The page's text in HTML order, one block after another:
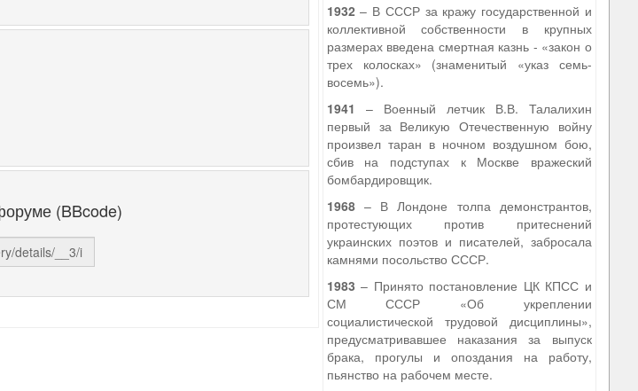
(BBcode)
1932– В СССР за кражу государственной и
коллективной собственности в крупных
размерах введена смертная казнь - «закон о
трех колосках» (знаменитый «указ семь-
восемь»).
1941 – Военный летчик В.В. Талалихин
первый за Великую Отечественную войну
произвел таран в ночном воздушном бою,
сбив на подступах к Москве вражеский
бомбардировщик.
1968– В Лондоне толпа демонстрантов,
протестующих против притеснений
украинских поэтов и писателей, забросала
камнями посольство СССР.
1983 – Принято постановление ЦК КПСС и
СМ СССР «Об укреплении
социалистической трудовой дисциплины»,
предусматривавшее наказания за выпуск
брака, прогулы и опоздания на работу,
пьянство на рабочем месте.